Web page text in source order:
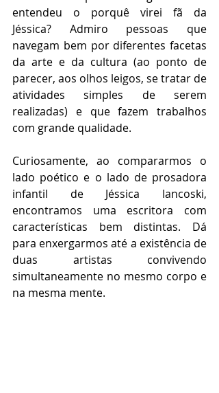
entendeu o porquê virei fã da
Jéssica? Admiro pessoas que
navegam bem por diferentes facetas
da arte e da cultura (ao ponto de
parecer, aos olhos leigos, se tratar de
atividades simples de serem
realizadas) e que fazem trabalhos
com grande qualidade.
Curiosamente, ao compararmos o
lado poético e o lado de prosadora
infantil de Jéssica Iancoski,
encontramos uma escritora com
características bem distintas. Dá
para enxergarmos até a existência de
duas artistas convivendo
simultaneamente no mesmo corpo e
na mesma mente.